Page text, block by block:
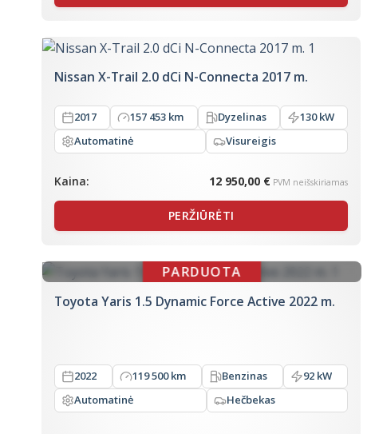
Nissan X-Trail 2.0 dCi N-Connecta 2017 m.
2017 157 453 km Dyzelinas
130 kW
Automatinė
Visureigis
Kaina: 12 950,00 € PVM neišskiriamas
PERŽIŪRĖTI
Toyota Yaris 1.5 Dynamic Force Active 2022 m.
2022 119 500 km Benzinas
92 kW
Automatinė
Hečbekas